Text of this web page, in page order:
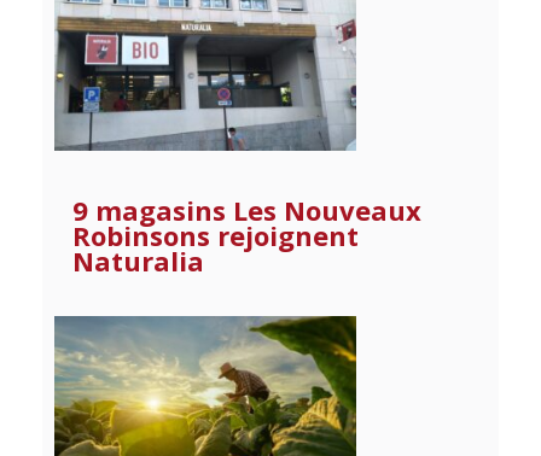
9 magasins Les Nouveaux
Robinsons rejoignent
Naturalia